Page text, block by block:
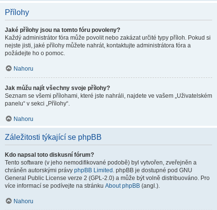
Přílohy
Jaké přílohy jsou na tomto fóru povoleny?
Každý administrátor fóra může povolit nebo zakázat určité typy příloh. Pokud si
nejste jisti, jaké přílohy můžete nahrát, kontaktujte administrátora fóra a
požádejte ho o pomoc.
Nahoru
Jak můžu najít všechny svoje přílohy?
Seznam se všemi přílohami, které jste nahráli, najdete ve vašem „Uživatelském
panelu“ v sekci „Přílohy“.
Nahoru
Záležitosti týkající se phpBB
Kdo napsal toto diskusní fórum?
Tento software (v jeho nemodifikované podobě) byl vytvořen, zveřejněn a
chráněn autorskými právy phpBB Limited . phpBB je dostupné pod GNU
General Public License verze 2 (GPL-2.0) a může být volně distribuováno. Pro
více informací se podívejte na stránku About phpBB (angl.).
Nahoru